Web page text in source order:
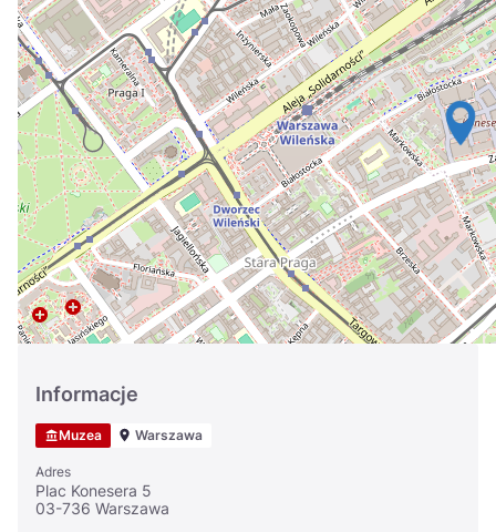
Nederlands 日本
Português
Suomi
Україна
Zamknij
Informacje
Muzea Warszawa
Adres
Plac Konesera 5
03-736 Warszawa